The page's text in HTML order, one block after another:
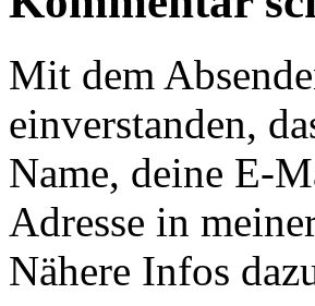
Mit dem
einverstanden,
Name, deine E-
Adresse in
Nähere Infos